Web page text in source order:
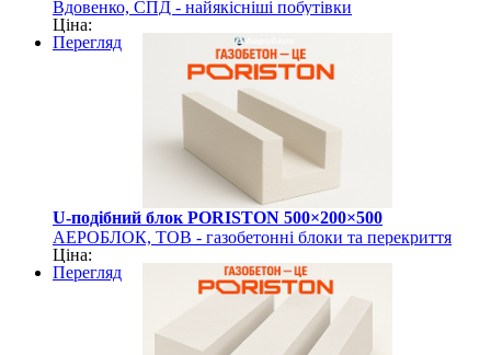
Вдовенко, СПД - найякісніші побутівки
Ціна:
Перегляд
U-подібний блок PORISTON 500×200×500
АЕРОБЛОК, ТОВ - газобетонні блоки та перекриття
PORISTON
Ціна:
Перегляд